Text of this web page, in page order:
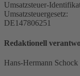
Umsatzsteuer-
Umsatzsteuergesetz:
DE147806251
Redaktionell
Hans-Hermann